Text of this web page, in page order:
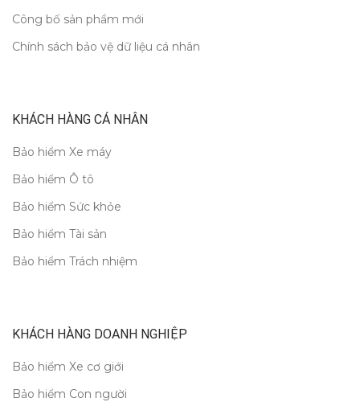
Công bố sản phẩm mới
Chính sách bảo vệ dữ liệu cá nhân
KHÁCH HÀNG CÁ NHÂN
Bảo hiểm Xe máy
Bảo hiểm Ô tô
Bảo hiểm Sức khỏe
Bảo hiểm Tài sản
Bảo hiểm Trách nhiệm
KHÁCH HÀNG DOANH NGHIỆP
Bảo hiểm Xe cơ giới
Bảo hiểm Con người